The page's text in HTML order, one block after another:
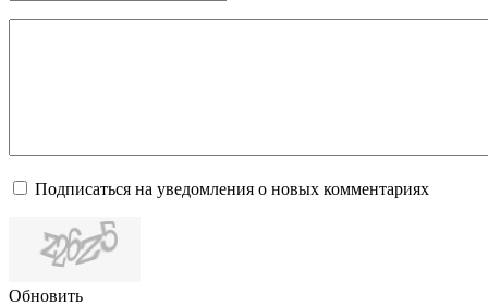
Подписаться на уведомления о новых комментариях
Обновить